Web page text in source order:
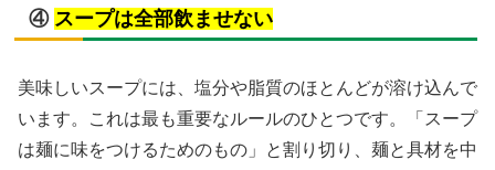
④ スープは全部飲ませない
美味しいスープには、塩分や脂質のほとんどが溶け込んで
います。これは最も重要なルールのひとつです。「スープ
は麺に味をつけるためのもの」と割り切り、麺と具材を中